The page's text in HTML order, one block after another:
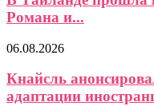
Романа и...
06.08.2026
Кнайсль
адаптации